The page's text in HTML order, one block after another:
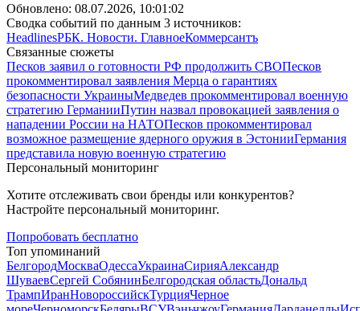
Обновлено: 08.07.2026, 10:01:02
Сводка событий по данным 3 источников:
HeadlinesРБК. Новости. ГлавноеКоммерсантъ
Связанные сюжеты
Песков заявил о готовности РФ продолжить СВОПесков
прокомментировал заявления Мерца о гарантиях
безопасности УкраиныМедведев прокомментировал военную
стратегию ГерманииПутин назвал провокацией заявления о
нападении России на НАТОПесков прокомментировал
возможное размещение ядерного оружия в ЭстонииГермания
представила новую военную стратегию
Персональный мониторинг
Хотите отслеживать свои бренды или конкурентов?
Настройте персональный мониторинг.
Попробовать бесплатно
Топ упоминаний
БелгородМоскваОдессаУкраинаСирияАлександр
ШуваевСергей СобянинБелгородская областьДональд
ТрампИранНовороссийскТурцияЧерное